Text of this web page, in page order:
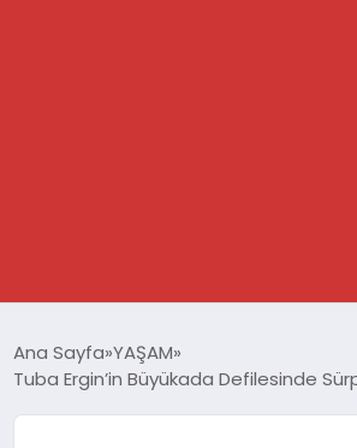
Ana Sayfa YAŞAM
Tuba Ergin’in Büyükada Defilesinde